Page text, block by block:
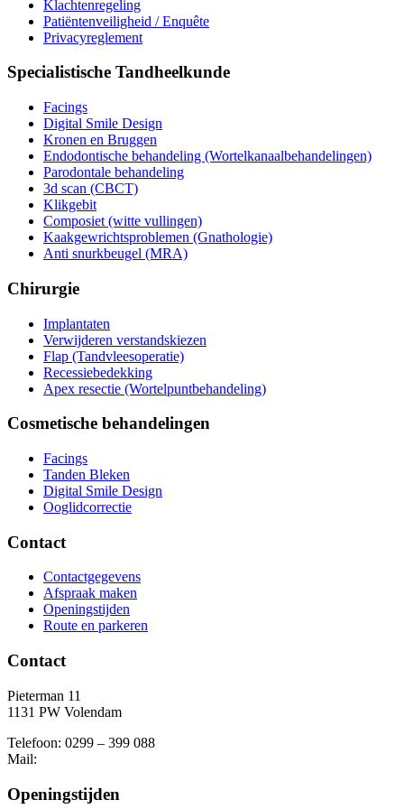
Klachtenregeling
Patiëntenveiligheid / Enquête
Privacyreglement
Specialistische Tandheelkunde
Facings
Digital Smile Design
Kronen en Bruggen
Endodontische behandeling (Wortelkanaalbehandelingen)
Parodontale behandeling
3d scan (CBCT)
Klikgebit
Composiet (witte vullingen)
Kaakgewrichtsproblemen (Gnathologie)
Anti snurkbeugel (MRA)
Chirurgie
Implantaten
Verwijderen verstandskiezen
Flap (Tandvleesoperatie)
Recessiebedekking
Apex resectie (Wortelpuntbehandeling)
Cosmetische behandelingen
Facings
Tanden Bleken
Digital Smile Design
Ooglidcorrectie
Contact
Contactgegevens
Afspraak maken
Openingstijden
Route en parkeren
Contact
Pieterman 11
1131 PW Volendam
Telefoon: 0299 – 399 088
Mail:
Openingstijden